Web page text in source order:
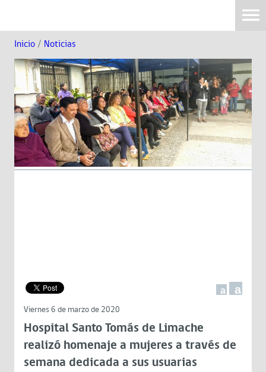
Inicio / Noticias
a a
Viernes 6 de marzo de 2020
Hospital Santo Tomás de Limache
realizó homenaje a mujeres a través de
semana dedicada a sus usuarias